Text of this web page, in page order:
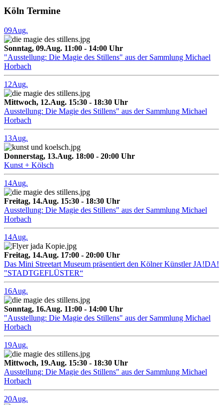
Köln Termine
09Aug.
Sonntag, 09.Aug. 11:00 - 14:00 Uhr
"Ausstellung: Die Magie des Stillens" aus der Sammlung Michael
Horbach
12Aug.
Mittwoch, 12.Aug. 15:30 - 18:30 Uhr
Ausstellung: Die Magie des Stillens" aus der Sammlung Michael
Horbach
13Aug.
Donnerstag, 13.Aug. 18:00 - 20:00 Uhr
Kunst + Kölsch
14Aug.
Freitag, 14.Aug. 15:30 - 18:30 Uhr
Ausstellung: Die Magie des Stillens" aus der Sammlung Michael
Horbach
14Aug.
Freitag, 14.Aug. 17:00 - 20:00 Uhr
Das Mini Streetart Museum präsentiert den Kölner Künstler JA!DA!
"STADTGEFLÜSTER“
16Aug.
Sonntag, 16.Aug. 11:00 - 14:00 Uhr
"Ausstellung: Die Magie des Stillens" aus der Sammlung Michael
Horbach
19Aug.
Mittwoch, 19.Aug. 15:30 - 18:30 Uhr
Ausstellung: Die Magie des Stillens" aus der Sammlung Michael
Horbach
20Aug.